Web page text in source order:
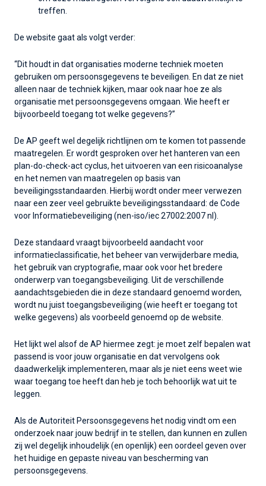
treffen.
De website gaat als volgt verder:
“Dit houdt in dat organisaties moderne techniek moeten
gebruiken om persoonsgegevens te beveiligen. En dat ze niet
alleen naar de techniek kijken, maar ook naar hoe ze als
organisatie met persoonsgegevens omgaan. Wie heeft er
bijvoorbeeld toegang tot welke gegevens?”
De AP geeft wel degelijk richtlijnen om te komen tot passende
maatregelen. Er wordt gesproken over het hanteren van een
plan-do-check-act cyclus, het uitvoeren van een risicoanalyse
en het nemen van maatregelen op basis van
beveiligingsstandaarden. Hierbij wordt onder meer verwezen
naar een zeer veel gebruikte beveiligingsstandaard: de Code
voor Informatiebeveiliging (nen-iso/iec 27002:2007 nl).
Deze standaard vraagt bijvoorbeeld aandacht voor
informatieclassificatie, het beheer van verwijderbare media,
het gebruik van cryptografie, maar ook voor het bredere
onderwerp van toegangsbeveiliging. Uit de verschillende
aandachtsgebieden die in deze standaard genoemd worden,
wordt nu juist toegangsbeveiliging (wie heeft er toegang tot
welke gegevens) als voorbeeld genoemd op de website.
Het lijkt wel alsof de AP hiermee zegt: je moet zelf bepalen wat
passend is voor jouw organisatie en dat vervolgens ook
daadwerkelijk implementeren, maar als je niet eens weet wie
waar toegang toe heeft dan heb je toch behoorlijk wat uit te
leggen.
Als de Autoriteit Persoonsgegevens het nodig vindt om een
onderzoek naar jouw bedrijf in te stellen, dan kunnen en zullen
zij wel degelijk inhoudelijk (en openlijk) een oordeel geven over
het huidige en gepaste niveau van bescherming van
persoonsgegevens.